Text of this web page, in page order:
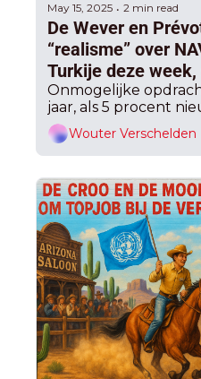
May 15, 2025 • 2 min read
De Wever en
“realisme” over
Turkije deze
Haag, “5 procent
Onmogelijke
jaar, als 5 procent
Wouter Verschelden